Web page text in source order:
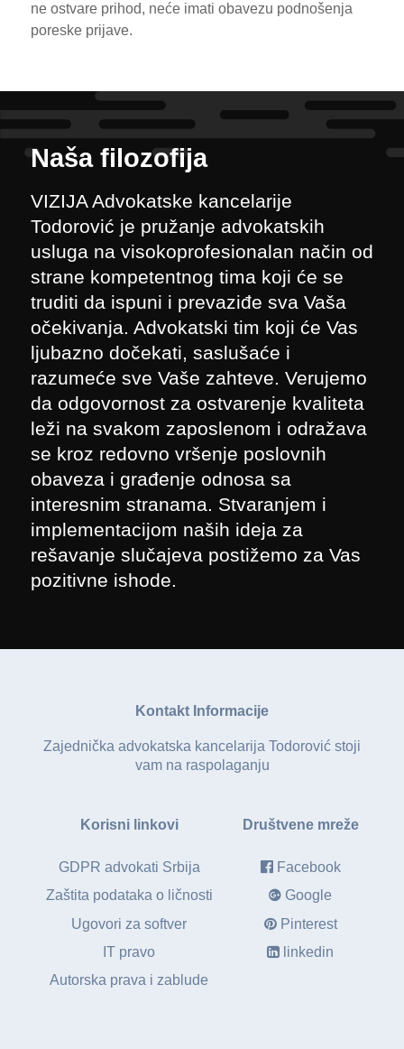
ne ostvare prihod, neće imati obavezu podnošenja
poreske prijave.
Naša filozofija
VIZIJA Advokatske kancelarije
Todorović je pružanje advokatskih
usluga na visokoprofesionalan način od
strane kompetentnog tima koji će se
truditi da ispuni i prevaziđe sva Vaša
očekivanja. Advokatski tim koji će Vas
ljubazno dočekati, saslušaće i
razumeće sve Vaše zahteve. Verujemo
da odgovornost za ostvarenje kvaliteta
leži na svakom zaposlenom i odražava
se kroz redovno vršenje poslovnih
obaveza i građenje odnosa sa
interesnim stranama. Stvaranjem i
implementacijom naših ideja za
rešavanje slučajeva postižemo za Vas
pozitivne ishode.
Kontakt Informacije
Zajednička advokatska kancelarija Todorović stoji
vam na raspolaganju
Korisni linkovi
GDPR advokati Srbija
Zaštita podataka o ličnosti
Ugovori za softver
IT pravo
Autorska prava i zablude
Društvene mreže
Facebook
Google
Pinterest
linkedin